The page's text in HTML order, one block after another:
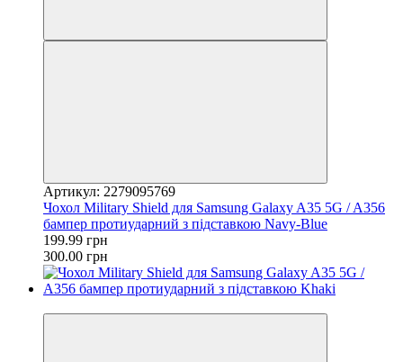
Артикул: 2279095769
Чохол Military Shield для Samsung Galaxy A35 5G / A356
бампер протиударний з підставкою Navy-Blue
199.99 грн
300.00 грн